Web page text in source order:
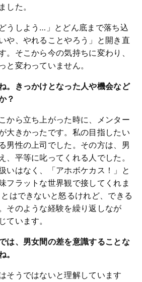
した。
うしよう…」とどん底まで落ち込
や、やれることやろう」と開き直
。そこから今の気持ちに変わり、
と変わっていません。
きっかけとなった人や機会など
？
から立ち上がった時に、メンター
大きかったです。私の目指したい
男性の上司でした。その方は、男
、平等に叱ってくれる人でした。
いはなく、「アホボケカス！」と
フラットな世界観で接してくれま
はできないと怒るけれど、できる
そのような経験を繰り返しなが
ています。
、男女間の差を意識することな
。
そうではないと理解しています